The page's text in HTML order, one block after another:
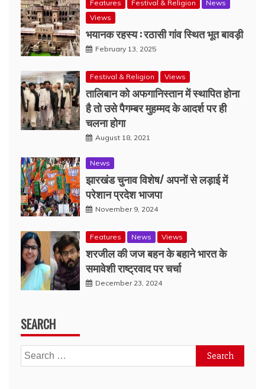
Features Festival & Religion
News
Views
भयानक रहस्य : रठासी गांव स्थित भूत बावड़ी
February 13, 2025
Festival & Religion Views
तालिबान को अफगानिस्तान में स्थापित होना
है तो उसे पैगम्बर मुहम्मद के आदर्श पर ही
चलना होगा
August 18, 2021
News
झारखंड चुनाव विशेष/ अपनों से लड़ाई में
परेशान प्रदेश भाजपा
November 9, 2024
Features News Views
शरजील की जज बहन के बहाने भारत के
समावेशी राष्ट्रवाद पर चर्चा
December 23, 2024
SEARCH
Search
for: